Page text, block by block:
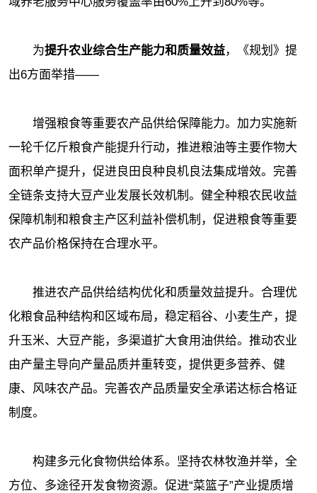
为提升农业综合生产能力和质量效益，《规划》提
出6方面举措——
增强粮食等重要农产品供给保障能力。加力实施新
一轮千亿斤粮食产能提升行动，推进粮油等主要作物大
面积单产提升，促进良田良种良机良法集成增效。完善
全链条支持大豆产业发展长效机制。健全种粮农民收益
保障机制和粮食主产区利益补偿机制，促进粮食等重要
农产品价格保持在合理水平。
推进农产品供给结构优化和质量效益提升。合理优
化粮食品种结构和区域布局，稳定稻谷、小麦生产，提
升玉米、大豆产能，多渠道扩大食用油供给。推动农业
由产量主导向产量品质并重转变，提供更多营养、健
康、风味农产品。完善农产品质量安全承诺达标合格证
制度。
构建多元化食物供给体系。坚持农林牧渔并举，全
方位、多途径开发食物资源。促进“菜篮子”产业提质增